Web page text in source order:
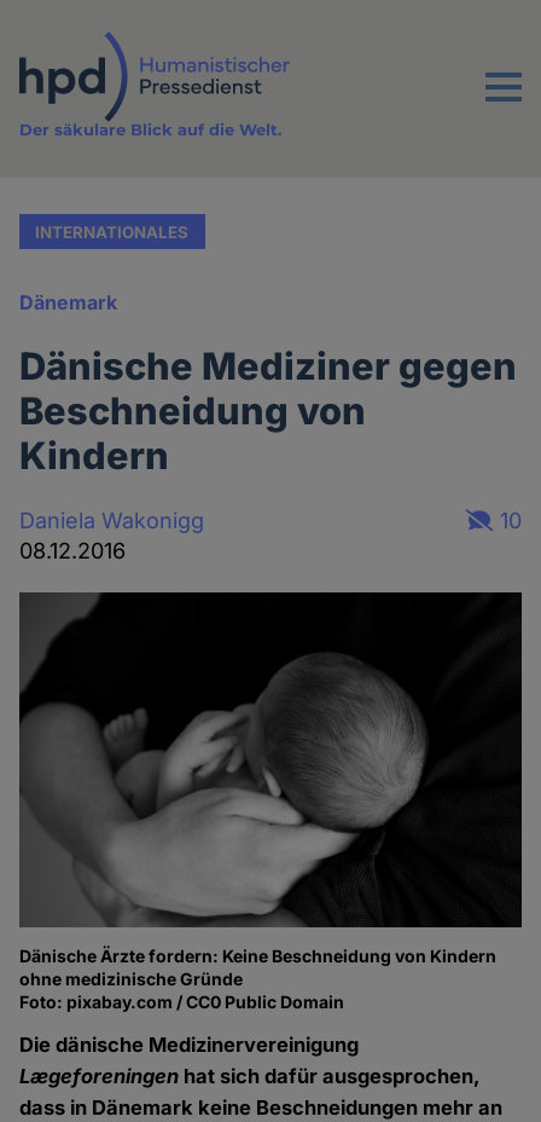
Inhalt
Menu
Der säkulare Blick auf die Welt.
INTERNATIONALES
Dänemark
Dänische Mediziner gegen
Beschneidung von
Kindern
Daniela Wakonigg
08.12.2016
10
Dänische Ärzte fordern: Keine Beschneidung von Kindern
ohne medizinische Gründe
Foto: pixabay.com / CC0 Public Domain
Die dänische Medizinervereinigung
Lægeforeningen hat sich dafür ausgesprochen,
dass in Dänemark keine Beschneidungen mehr an